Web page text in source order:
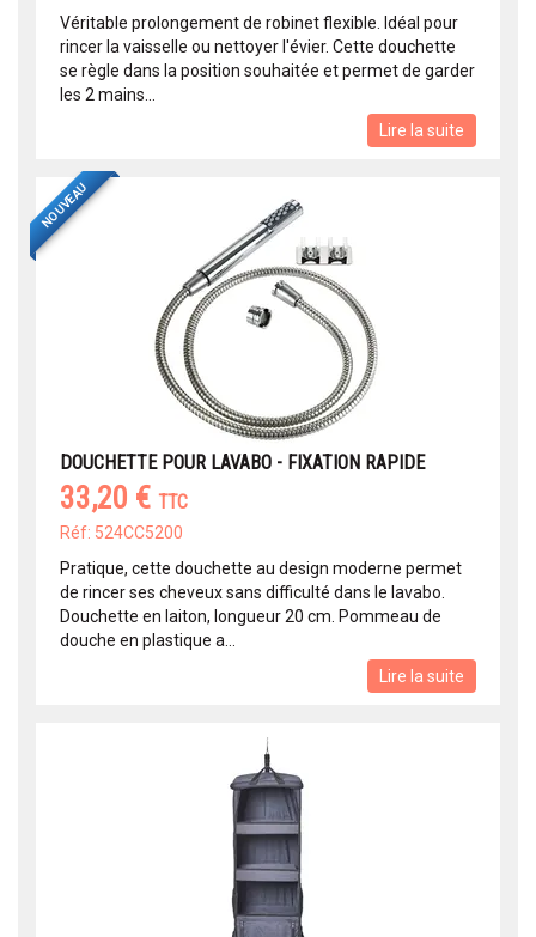
Véritable prolongement de robinet flexible. Idéal pour
rincer la vaisselle ou nettoyer l'évier. Cette douchette
se règle dans la position souhaitée et permet de garder
les 2 mains...
Lire la suite
NOUVEAU
DOUCHETTE POUR LAVABO - FIXATION RAPIDE
33,20 € TTC
Réf: 524CC5200
Pratique, cette douchette au design moderne permet
de rincer ses cheveux sans difficulté dans le lavabo.
Douchette en laiton, longueur 20 cm. Pommeau de
douche en plastique a...
Lire la suite